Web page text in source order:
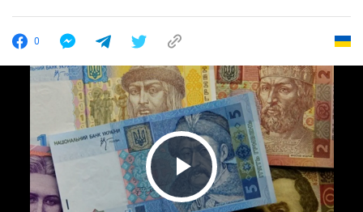
0
Play Video